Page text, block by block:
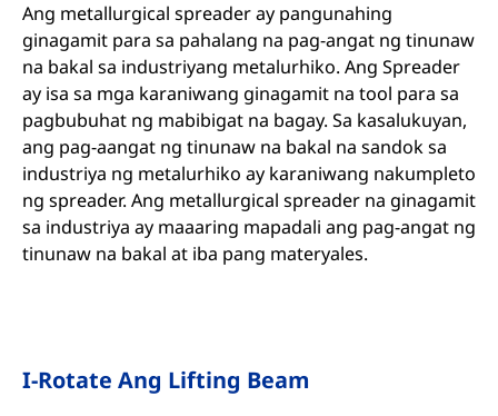
Ang metallurgical spreader ay pangunahing
ginagamit para sa pahalang na pag-angat ng tinunaw
na bakal sa industriyang metalurhiko. Ang Spreader
ay isa sa mga karaniwang ginagamit na tool para sa
pagbubuhat ng mabibigat na bagay. Sa kasalukuyan,
ang pag-aangat ng tinunaw na bakal na sandok sa
industriya ng metalurhiko ay karaniwang nakumpleto
ng spreader. Ang metallurgical spreader na ginagamit
sa industriya ay maaaring mapadali ang pag-angat ng
tinunaw na bakal at iba pang materyales.
I-Rotate Ang Lifting Beam